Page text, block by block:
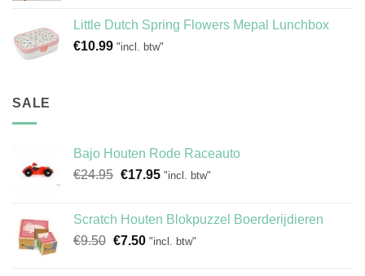
Little Dutch Spring Flowers Mepal Lunchbox
€10.99 "incl. btw"
SALE
Bajo Houten Rode Raceauto
€24.95 Oorspronkelijke
€24.95.
€17.95Huidige
€17.95.
"incl. btw"
Scratch Houten Blokpuzzel Boerderijdieren
€9.50 Oorspronkelijke
€7.50Huidige
"incl. btw"